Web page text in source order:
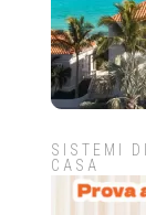
SISTEMI
CASA